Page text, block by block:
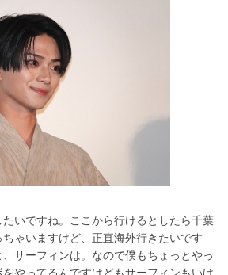
たいですね。ここから行けるとしたら千葉
ゃいますけど、正直海外行きたいです
サーフィンは。なので僕もちょっとやっ